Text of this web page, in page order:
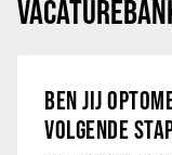
BEN JIJ
VOLGENDE